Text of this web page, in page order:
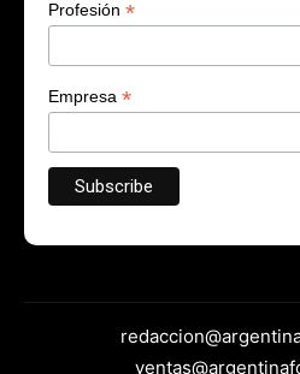
Profesión *
Empresa *